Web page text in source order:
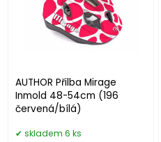
AUTHOR Přilba Mirage
Inmold 48-54cm (196
červená/bílá)
skladem 6 ks